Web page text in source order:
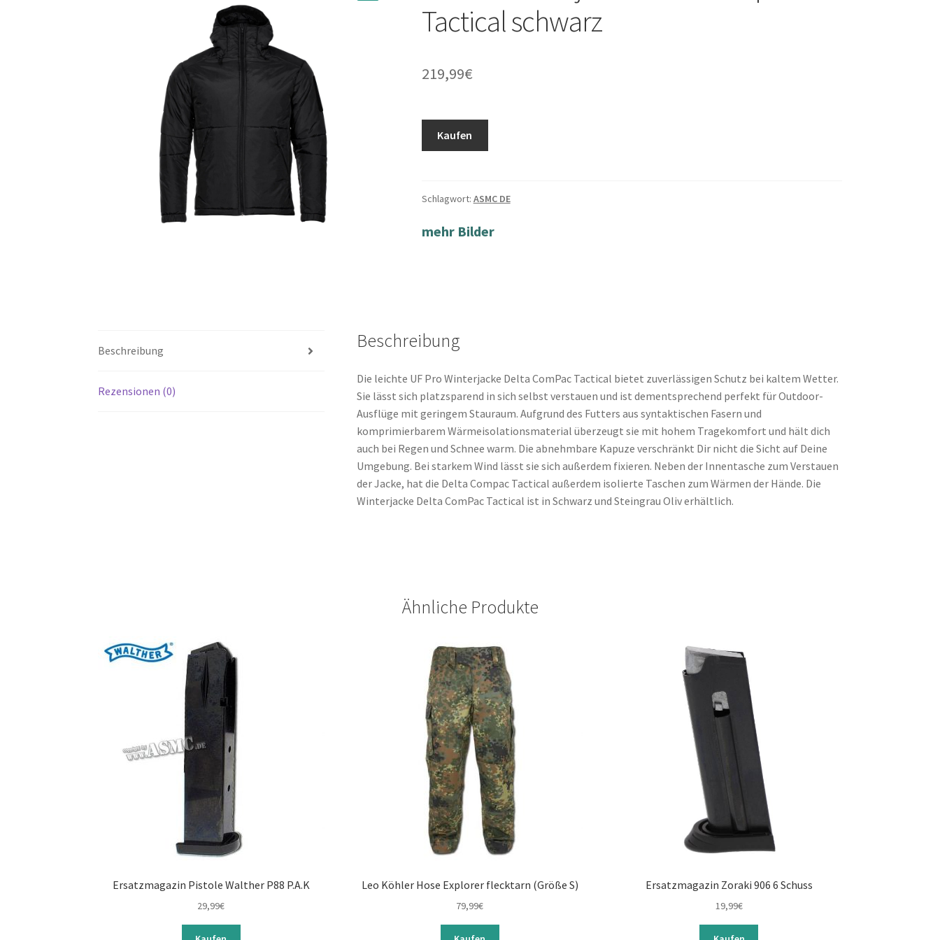
Tactical schwarz
219,99€
Kaufen
Schlagwort: ASMC DE
mehr Bilder
Beschreibung
Rezensionen (0)
Beschreibung
Die leichte UF Pro Winterjacke Delta ComPac Tactical bietet zuverlässigen Schutz bei kaltem Wetter.
Sie lässt sich platzsparend in sich selbst verstauen und ist dementsprechend perfekt für Outdoor-
Ausflüge mit geringem Stauraum. Aufgrund des Futters aus syntaktischen Fasern und
komprimierbarem Wärmeisolationsmaterial überzeugt sie mit hohem Tragekomfort und hält dich
auch bei Regen und Schnee warm. Die abnehmbare Kapuze verschränkt Dir nicht die Sicht auf Deine
Umgebung. Bei starkem Wind lässt sie sich außerdem fixieren. Neben der Innentasche zum Verstauen
der Jacke, hat die Delta Compac Tactical außerdem isolierte Taschen zum Wärmen der Hände. Die
Winterjacke Delta ComPac Tactical ist in Schwarz und Steingrau Oliv erhältlich.
Ähnliche Produkte
Ersatzmagazin Pistole Walther P88 P.A.K
29,99€
Leo Köhler Hose Explorer flecktarn (Größe S)
79,99€
Ersatzmagazin Zoraki 906 6 Schuss
19,99€